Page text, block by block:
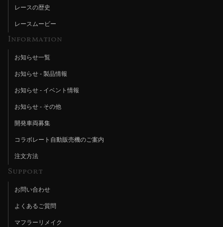
レースの歴史
レースムービー
Information
お知らせ一覧
お知らせ - 製品情報
お知らせ - イベント情報
お知らせ - その他
開発車両募集
コラボレート自動販売機のご案内
注文方法
Support
お問い合わせ
よくあるご質問
マフラーリメイク